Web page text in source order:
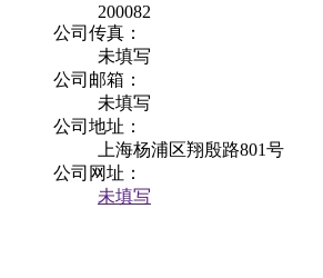
200082
公司传真：
未填写
公司邮箱：
未填写
公司地址：
上海杨浦区翔殷路801号
公司网址：
未填写